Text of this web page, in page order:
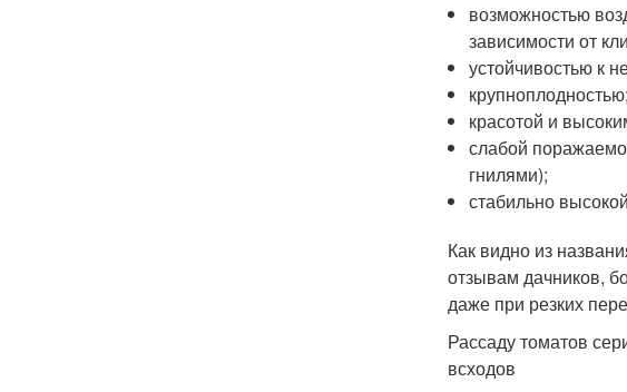
возможностью
зависимости от
устойчивостью к
крупноплодностью;
красотой и
слабой
гнилями);
стабильно
Как видно из
отзывам дачников,
даже при резких
Рассаду томатов
всходов